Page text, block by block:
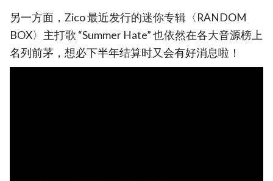
另一方面，Zico 最近发行的迷你专辑〈RANDOM
BOX〉主打歌 “Summer Hate” 也依然在各大音源榜上
名列前茅，想必下半年结算时又会有好消息啦！